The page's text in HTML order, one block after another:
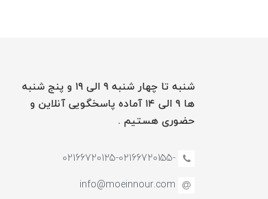
شنبه تا چهار شنبه ۹ الی ۱۹ و پنج شنبه
ها ۹ الی ۱۴ آماده پاسخگویی آنلاین و
حضوری هستیم .
-02166720125-02166720155
info@moeinnour.com